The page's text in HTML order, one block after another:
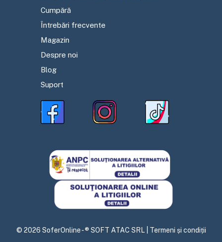
Cumpără
Întrebări frecvente
Magazin
Despre noi
Blog
Suport
© 2026 SoferOnline - ® SOFT ATAC SRL | Termeni și condiții